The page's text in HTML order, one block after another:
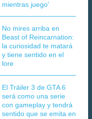
mientras juego'
No mires arriba en
Beast of Reincarnation:
la curiosidad te matará
y tiene sentido en el
lore
El Tráiler 3 de GTA 6
será como una serie
con gameplay y tendrá
sentido que se emita en